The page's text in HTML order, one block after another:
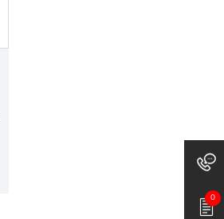
0